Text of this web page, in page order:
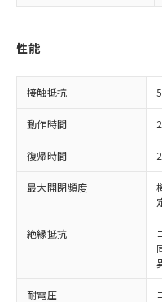
性能
接触抵抗
動作時間
復帰時間
最大開閉頻度
絶縁抵抗
耐電圧
以下の条件をお
ご利用ください。
本サービ
商品の当
(税抜)を提
当社制御
本サービ
ことをご
在庫状況
記載して
対応予定なし：
非含有に非対応
定はありません。
調査・確認中：
非含有の対応状
非該当品：ライセ
害物質有無と関
いたものが、含
むを得ず変更す
*EU RoHS指令（10物
※1 中国
「○」：最大均質
基準値以下であ
「×」：最大均
基準値を超えて
「－」：未確認
い合わせくださ
当社は、
為替およ
（以下｢規
または国